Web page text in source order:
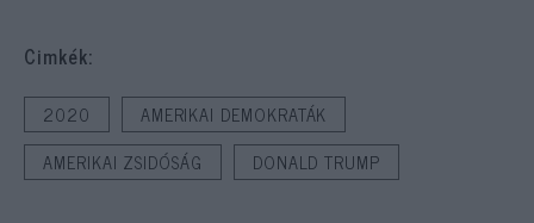
Cimkék:
2020
AMERIKAI DEMOKRATÁK
AMERIKAI ZSIDÓSÁG
DONALD TRUMP